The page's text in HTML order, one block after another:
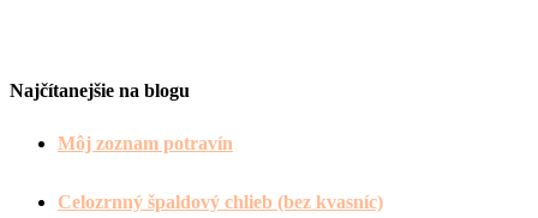
Najčítanejšie na blogu
Môj zoznam potravín
Celozrnný špaldový chlieb (bez kvasníc)